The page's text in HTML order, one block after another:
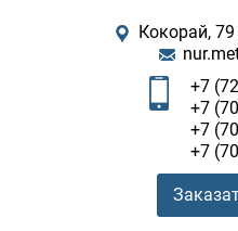
Кокорай,
+7
+7
+7
+7